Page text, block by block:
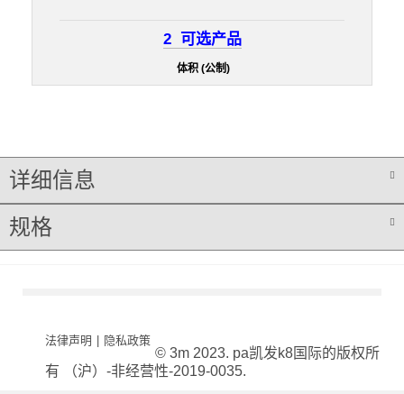
2 可选产品
体积 (公制)
详细信息
规格
法律声明 | 隐私政策
© 3m 2023. pa凯发k8国际的版权所
有 （沪）-非经营性-2019-0035.